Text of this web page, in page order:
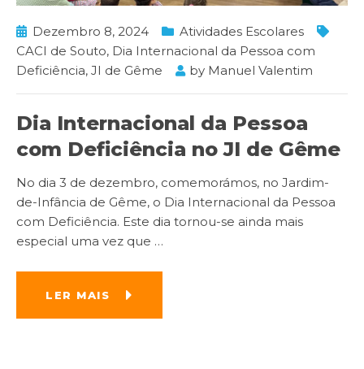
Dezembro 8, 2024
Atividades Escolares
CACI de Souto, Dia Internacional da Pessoa com
Deficiência, JI de Gême by Manuel Valentim
Dia Internacional da Pessoa
com Deficiência no JI de Gême
No dia 3 de dezembro, comemorámos, no Jardim-
de-Infância de Gême, o Dia Internacional da Pessoa
com Deficiência. Este dia tornou-se ainda mais
especial uma vez que …
LER MAIS